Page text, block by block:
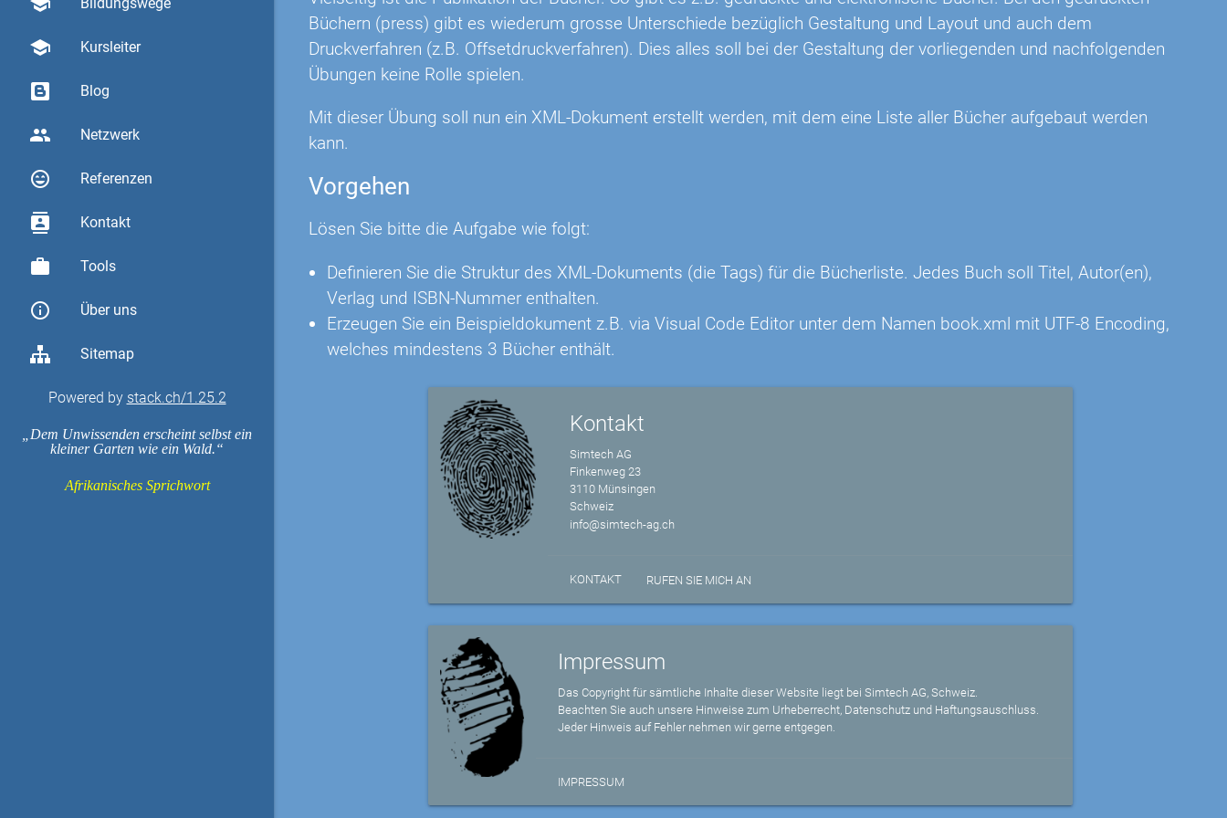
school Kursleiter
Blog
group Netzwerk
sentiment_very_satisfied Referenzen
contacts Kontakt
work Tools
info_outline Über uns
Sitemap
Powered by stack.ch/1.25.2
Dem Unwissenden erscheint selbst ein
kleiner Garten wie ein Wald.
Afrikanisches Sprichwort
Büchern (press) gibt es wiederum grosse Unterschiede bezüglich Gestaltung und Layout und auch dem
Druckverfahren (z.B. Offsetdruckverfahren). Dies alles soll bei der Gestaltung der vorliegenden und nachfolgenden
Übungen keine Rolle spielen.
Mit dieser Übung soll nun ein XML-Dokument erstellt werden, mit dem eine Liste aller Bücher aufgebaut werden
kann.
Vorgehen
Lösen Sie bitte die Aufgabe wie folgt:
Definieren Sie die Struktur des XML-Dokuments (die Tags) für die Bücherliste. Jedes Buch soll Titel, Autor(en),
Verlag und ISBN-Nummer enthalten.
Erzeugen Sie ein Beispieldokument z.B. via Visual Code Editor unter dem Namen book.xml mit UTF-8 Encoding,
welches mindestens 3 Bücher enthält.
Kontakt
Simtech AG
Finkenweg 23
3110 Münsingen
Schweiz
info@simtech-ag.ch
KONTAKT RUFEN SIE MICH AN
Impressum
Das Copyright für sämtliche Inhalte dieser Website liegt bei Simtech AG, Schweiz.
Beachten Sie auch unsere Hinweise zum Urheberrecht, Datenschutz und Haftungsauschluss.
Jeder Hinweis auf Fehler nehmen wir gerne entgegen.
IMPRESSUM